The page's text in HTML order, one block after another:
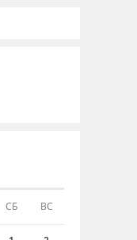
СБ ВС